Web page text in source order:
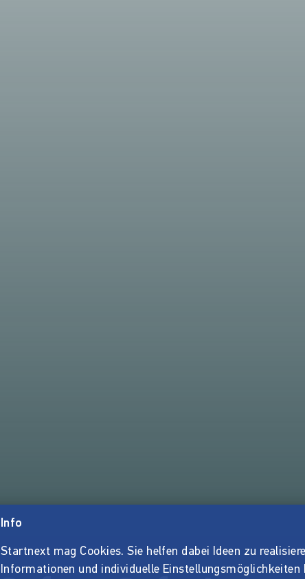
Info
Startnext mag Cookies. Sie helfen dabei Ideen zu
Informationen und individuelle Einstellungsmöglichkeiten